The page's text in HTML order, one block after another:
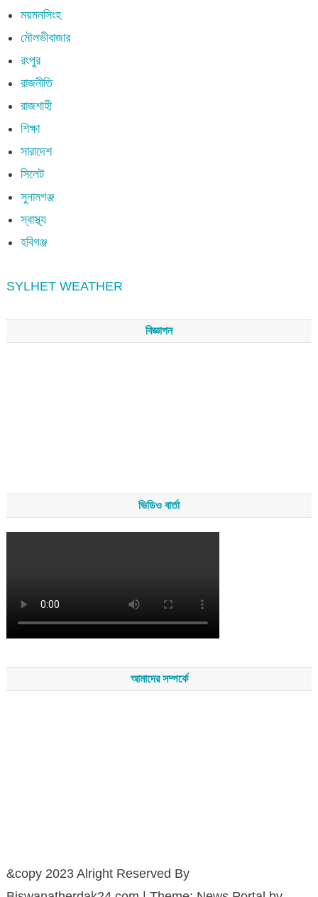
ময়মনসিংহ
মৌলভীবাজার
রংপুর
রাজনীতি
রাজশাহী
শিক্ষা
সারাদেশ
সিলেট
সুনামগঞ্জ
স্বাস্থ্য
হবিগঞ্জ
SYLHET WEATHER
বিজ্ঞাপন
ভিডিও বার্তা
আমাদের সম্পর্কে
&copy 2023 Alright Reserved By